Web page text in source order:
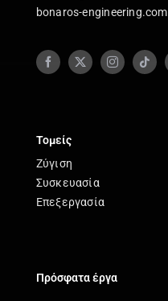
bonaros-engineering.com
Τομείς
Ζύγιση
Συσκευασία
Επεξεργασία
Πρόσφατα έργα